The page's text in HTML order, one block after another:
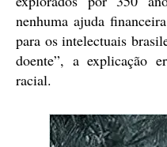
nenhuma ajuda
para os intelectuais
doente”, a explicação
racial.